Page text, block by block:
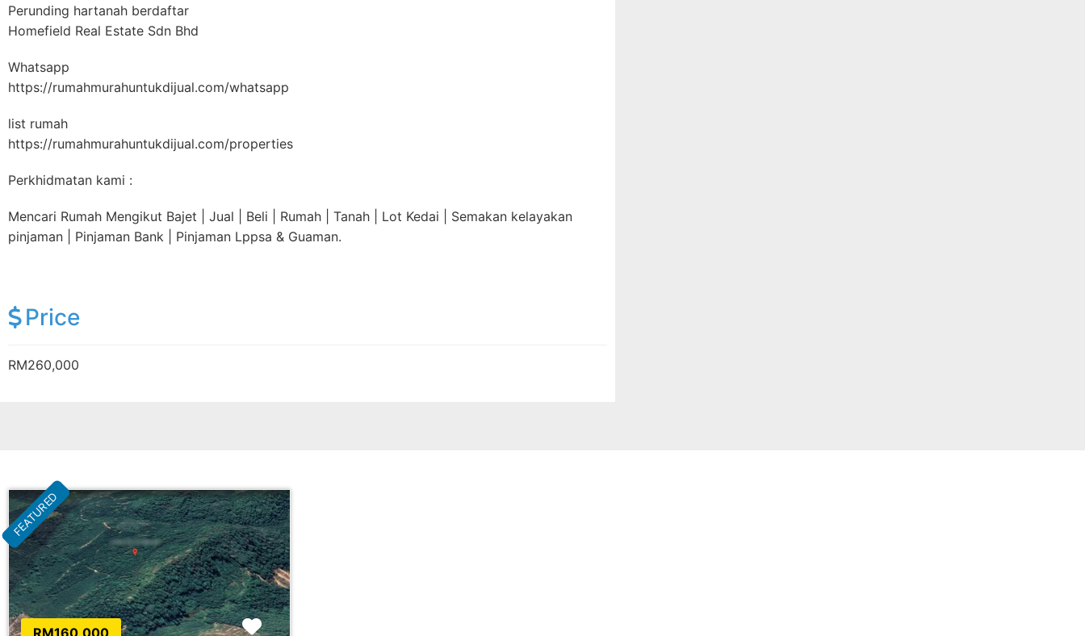
Perunding hartanah berdaftar
Homefield Real Estate Sdn Bhd
Whatsapp
https://rumahmurahuntukdijual.com/whatsapp
list rumah
https://rumahmurahuntukdijual.com/properties
Perkhidmatan kami :
Mencari Rumah Mengikut Bajet | Jual | Beli | Rumah | Tanah | Lot Kedai | Semakan kelayakan
pinjaman | Pinjaman Bank | Pinjaman Lppsa & Guaman.
Price
RM260,000
FEATURED
Favorite